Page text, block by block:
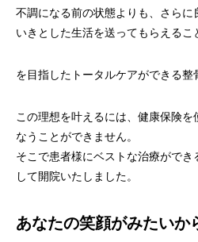
不調になる前の状態よりも、さらに
いきとした生活を送ってもらえるこ
を目指したトータルケアができる整
この理想を叶えるには、健康保険を
なうことができません。
そこで患者様にベストな治療ができ
して開院いたしました。
あなたの笑顔がみたいか